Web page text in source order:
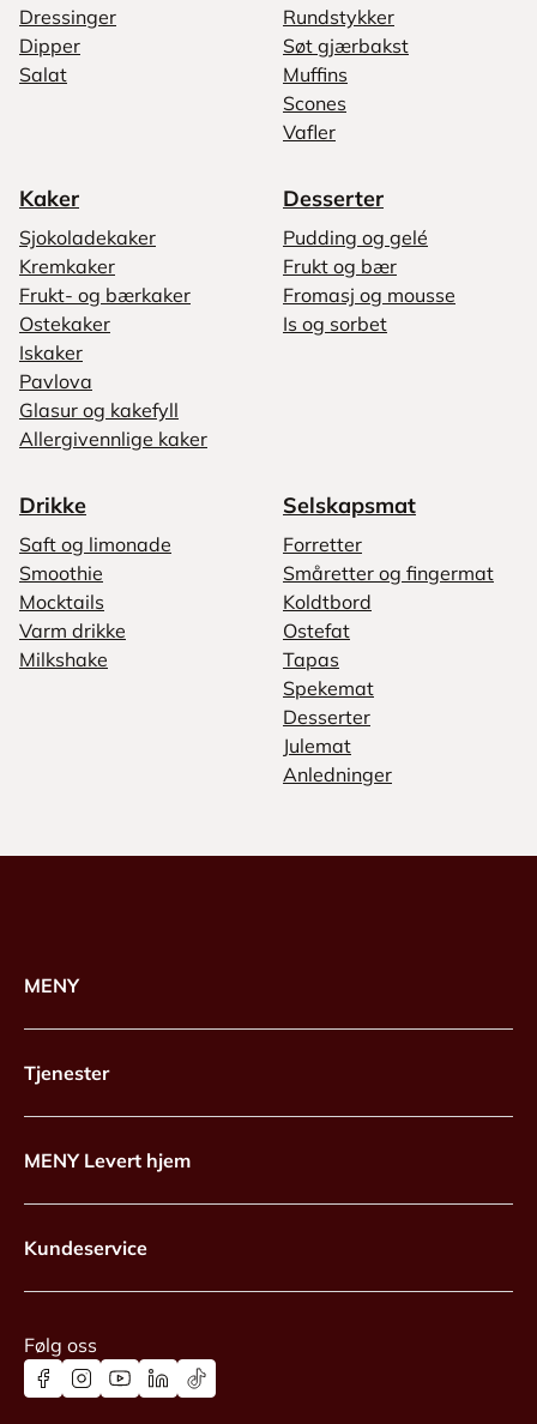
Dressinger
Dipper
Salat
Rundstykker
Søt gjærbakst
Muffins
Scones
Vafler
Kaker
Sjokoladekaker
Kremkaker
Frukt- og bærkaker
Ostekaker
Iskaker
Pavlova
Glasur og kakefyll
Allergivennlige kaker
Desserter
Pudding og gelé
Frukt og bær
Fromasj og mousse
Is og sorbet
Drikke
Saft og limonade
Smoothie
Mocktails
Varm drikke
Milkshake
Selskapsmat
Forretter
Småretter og fingermat
Koldtbord
Ostefat
Tapas
Spekemat
Desserter
Julemat
Anledninger
MENY
Tjenester
MENY Levert hjem
Kundeservice
Følg oss